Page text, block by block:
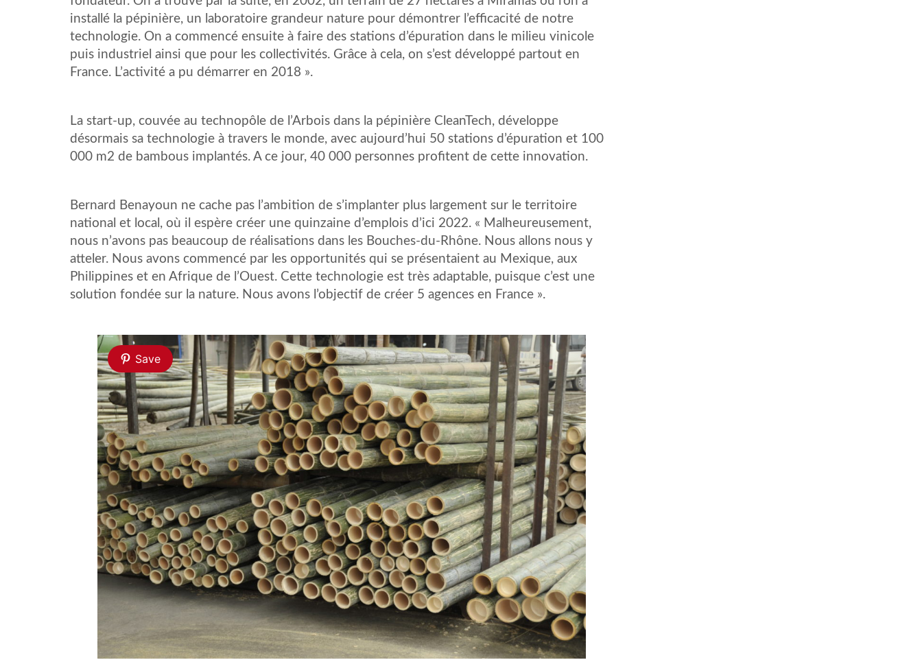
installé la pépinière, un laboratoire grandeur nature pour démontrer l’efficacité de notre
technologie. On a commencé ensuite à faire des stations d’épuration dans le milieu vinicole
puis industriel ainsi que pour les collectivités. Grâce à cela, on s’est développé partout en
France. L’activité a pu démarrer en 2018 ».
La start-up, couvée au technopôle de l’Arbois dans la pépinière CleanTech, développe
désormais sa technologie à travers le monde, avec aujourd’hui 50 stations d’épuration et 100
000 m2 de bambous implantés. A ce jour, 40 000 personnes profitent de cette innovation.
Bernard Benayoun ne cache pas l’ambition de s’implanter plus largement sur le territoire
national et local, où il espère créer une quinzaine d’emplois d’ici 2022. « Malheureusement,
nous n’avons pas beaucoup de réalisations dans les Bouches-du-Rhône. Nous allons nous y
atteler. Nous avons commencé par les opportunités qui se présentaient au Mexique, aux
Philippines et en Afrique de l’Ouest. Cette technologie est très adaptable, puisque c’est une
solution fondée sur la nature. Nous avons l’objectif de créer 5 agences en France ».
Save